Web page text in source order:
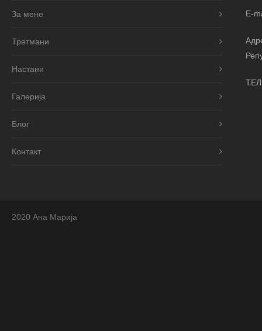
За мене
Третмани
Настани
Галерија
Блог
Контакт
E-
2020 Ана Марија